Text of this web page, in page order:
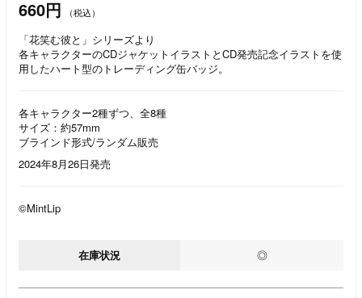
660円 （税込）
「花笑む彼と」シリーズより
各キャラクターのCDジャケットイラストとCD発売記念イラストを使
用したハート型のトレーディング缶バッジ。
各キャラクター2種ずつ、全8種
サイズ：約57mm
ブラインド形式/ランダム販売
2024年8月26日発売
©MintLip
在庫状況 ◎